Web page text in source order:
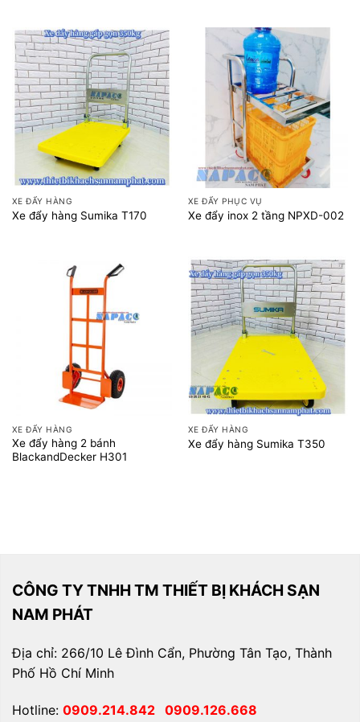
XE ĐẨY HÀNG
Xe đẩy hàng Sumika T170
XE ĐẨY PHỤC VỤ
Xe đẩy inox 2 tầng NPXD-002
XE ĐẨY HÀNG
Xe đẩy hàng 2 bánh
BlackandDecker H301
XE ĐẨY HÀNG
Xe đẩy hàng Sumika T350
CÔNG TY TNHH TM THIẾT BỊ KHÁCH SẠN
NAM PHÁT
Địa chỉ: 266/10 Lê Đình Cẩn, Phường Tân Tạo, Thành
Phố Hồ Chí Minh
Hotline: 0909.214.842 0909.126.668